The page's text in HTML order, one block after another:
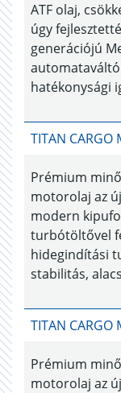
ATF olaj,
úgy
generációjú
hatékonysági
TITAN CARGO
Prémium
motorolaj az
modern
turbótöltővel
hidegindítási
stabilitás,
TITAN CARGO
Prémium
motorolaj az